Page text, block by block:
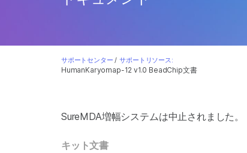
HumanKaryomap-12 v1.0 BeadChip文書
サポートセンター / サポートリソース:
SureMDA増幅システムは中止されました。
キット文書